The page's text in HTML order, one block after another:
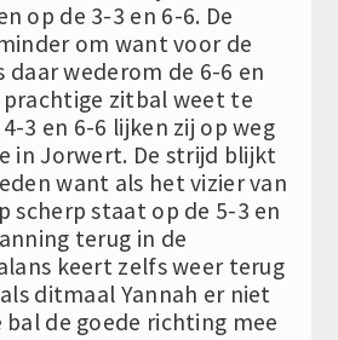
op de 3-3 en 6-6. De
om want voor de
daar wederom de 6-6 en
prachtige zitbal weet te
3 en 6-6 lijken zij op weg
in Jorwert. De strijd blijkt
want als het vizier van
scherp staat op de 5-3 en
terug in de
keert zelfs weer terug
ditmaal Yannah er niet
de goede richting mee